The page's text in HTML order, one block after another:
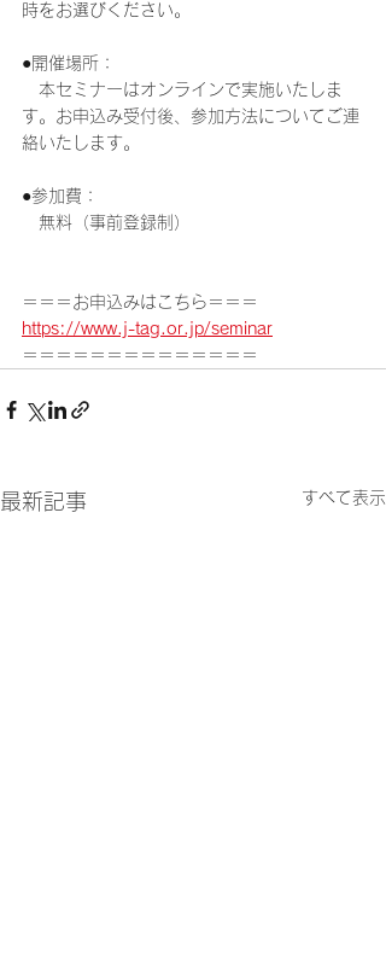
時をお選びください。
●開催場所：
本セミナーはオンラインで実施いたしま
す。お申込み受付後、参加方法についてご連
絡いたします。
●参加費：
無料（事前登録制）
＝＝＝お申込みはこちら＝＝＝
https://www.j-tag.or.jp/seminar
＝＝＝＝＝＝＝＝＝＝＝＝＝＝
最新記事 すべて表示